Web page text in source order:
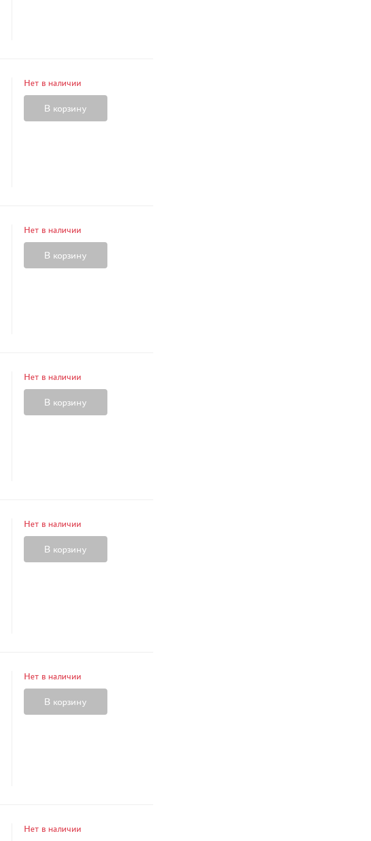
Нет в наличии
В корзину
Нет в наличии
В корзину
Нет в наличии
В корзину
Нет в наличии
В корзину
Нет в наличии
В корзину
Нет в наличии